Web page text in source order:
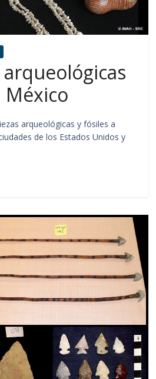
arqueológicas
México
arqueológicas y fósiles a
de los Estados Unidos y